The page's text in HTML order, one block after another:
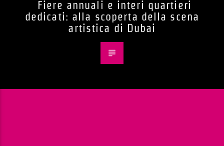
Fiere annuali e interi quartieri
dedicati: alla scoperta della scena
artistica di Dubai